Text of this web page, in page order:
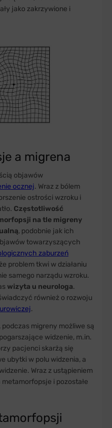
jako zakrzywione i
a migrena
objawów
ocznej. Wraz z bólem
ostrości wzroku i
Częstotliwość
na tle migreny
, podobnie jak ich
towarzyszących
zaburzeń
problem tkwi w działaniu
samego narządu wzroku.
wizyta u neurologa.
również o rozwoju
.
migreny możliwe są
widzenie, m.in.
pacjenci skarżą się
ubytki w polu widzenia, a
Wraz z ustąpieniem
i pozostałe